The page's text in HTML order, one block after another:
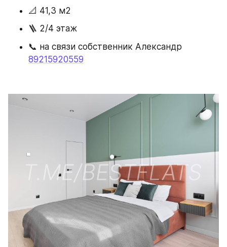
📐 41,3 м2
🪜 2/4 этаж
89215920559